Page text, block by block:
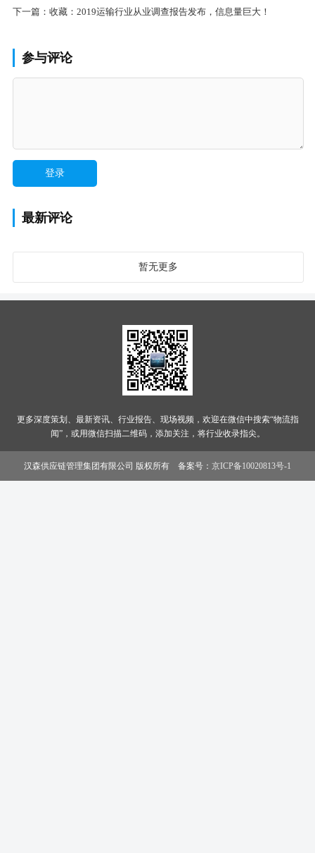
下一篇： 收藏：2019运输行业从业调查报告发布，信息量巨大！
参与评论
最新评论
暂无更多
更多深度策划、最新资讯、行业报告、现场视频，欢迎在微信中搜索“物流指
闻”，或用微信扫描二维码，添加关注，将行业收录指尖。
汉森供应链管理集团有限公司 版权所有 备案号： 京ICP备10020813号-1